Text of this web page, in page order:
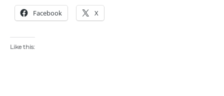
Facebook X
Like this: